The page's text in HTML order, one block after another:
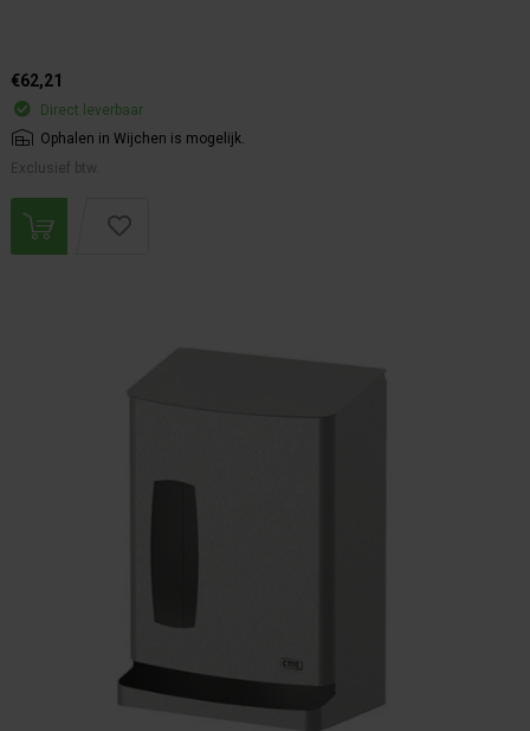
€62,21
Direct leverbaar
Ophalen in Wijchen is mogelijk.
Exclusief btw.